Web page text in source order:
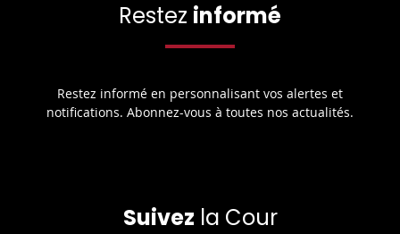
Restez informé
Restez informé en personnalisant vos alertes et
notifications. Abonnez-vous à toutes nos actualités.
Suivez la Cour